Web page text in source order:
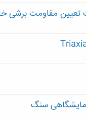
مقاومت برشی
سنگ